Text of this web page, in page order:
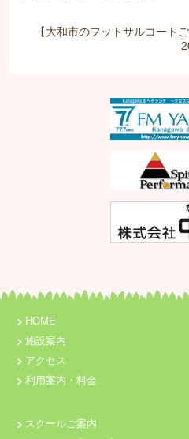
【大和市のフットサルコート
HOME
施設案内
アクセス
利用案内・料金
スクールご案内